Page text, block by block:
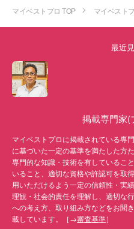
マイベストプロ TOP マイベスト
最近
掲載専門家(
マイベストプロに掲載されている専
に基づいた一定の基準を満たした方
専門的な知識・技術を有しているこ
いること、適切な資格や許認可を取
用いただけるよう一定の信頼性・実
理観・社会的責任を理解し、適切な
への考え方、取り組み方などをお聞
載しています。［→審査基準］